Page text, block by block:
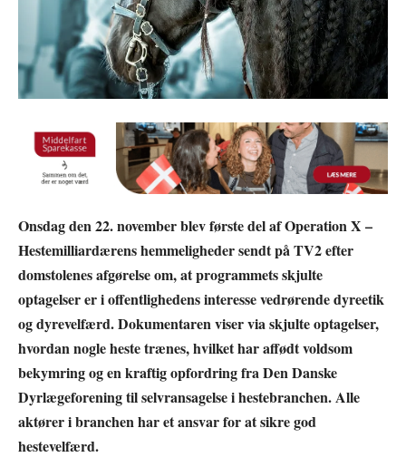
Onsdag den 22. november blev første del af Operation X –
Hestemilliardærens hemmeligheder sendt på TV2 efter
domstolenes afgørelse om, at programmets skjulte
optagelser er i offentlighedens interesse vedrørende dyreetik
og dyrevelfærd. Dokumentaren viser via skjulte optagelser,
hvordan nogle heste trænes, hvilket har affødt voldsom
bekymring og en kraftig opfordring fra Den Danske
Dyrlægeforening til selvransagelse i hestebranchen. Alle
aktører i branchen har et ansvar for at sikre god
hestevelfærd.